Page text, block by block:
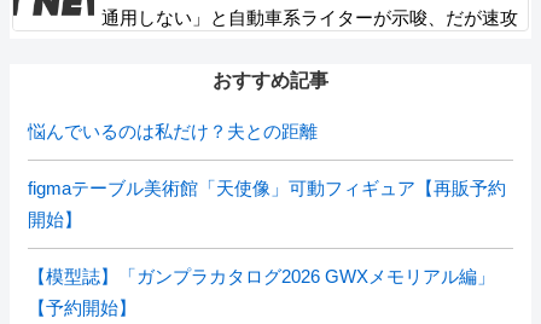
通用しない」と自動車系ライターが示唆、だが速攻
おすすめ記事
悩んでいるのは私だけ？夫との距離
figmaテーブル美術館「天使像」可動フィギュア【再販予約
開始】
【模型誌】「ガンプラカタログ2026 GWXメモリアル編」
【予約開始】